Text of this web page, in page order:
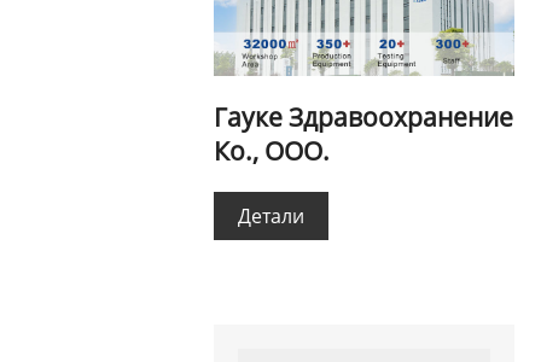
Гауке Здравоохранение
Ко., ООО.
Детали